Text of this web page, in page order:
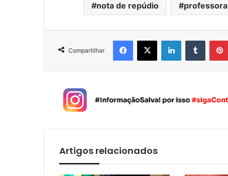
nota de repúdio professora
Compartilhar
Artigos relacionados